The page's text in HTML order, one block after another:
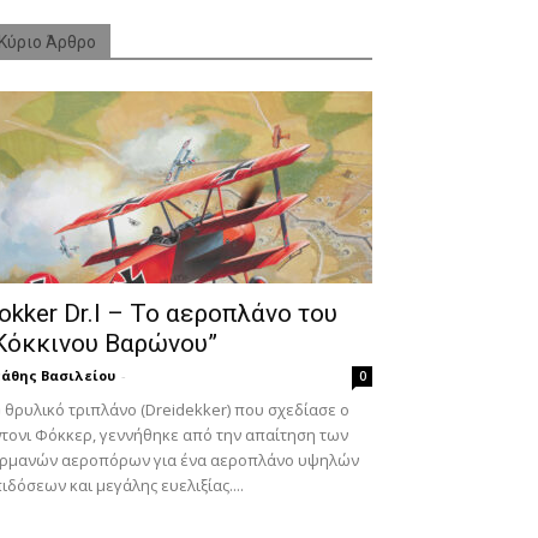
Κύριο Άρθρο
Dr.I – To αεροπλάνο του
Βαρώνου”
Βασιλείου - 0
θρυλικό τριπλάνο (Dreidekker) που σχεδίασε ο
Φόκκερ, γεννήθηκε από την απαίτηση των
αεροπόρων για ένα αεροπλάνο υψηλών
και μεγάλης ευελιξίας....